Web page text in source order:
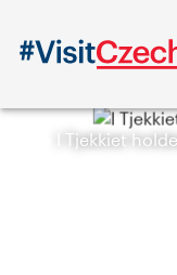
I Tjekkiet